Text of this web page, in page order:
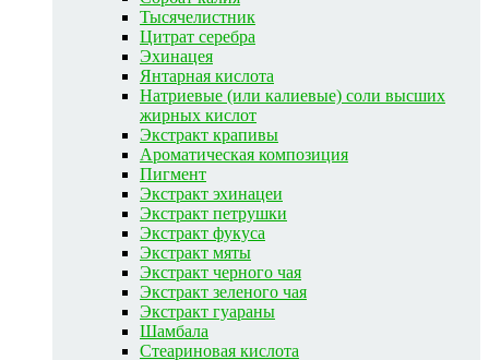
Тысячелистник
Цитрат серебра
Эхинацея
Янтарная кислота
Натриевые (или калиевые) соли высших
жирных кислот
Экстракт крапивы
Ароматическая композиция
Пигмент
Экстракт эхинацеи
Экстракт петрушки
Экстракт фукуса
Экстракт мяты
Экстракт черного чая
Экстракт зеленого чая
Экстракт гуараны
Шамбала
Стеариновая кислота